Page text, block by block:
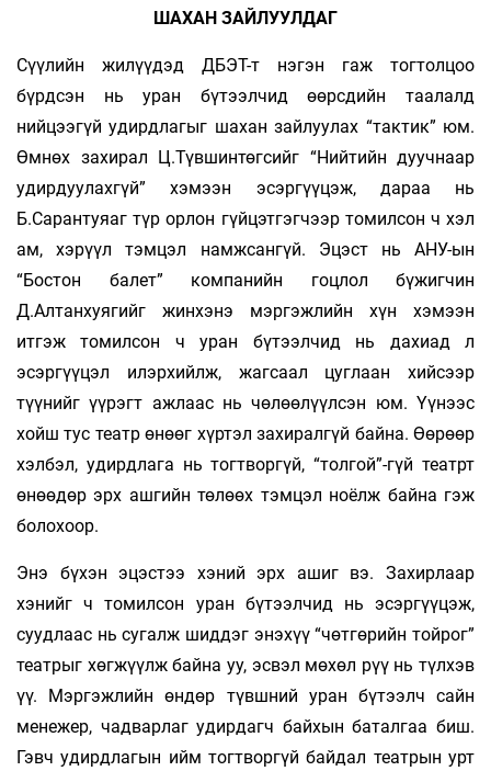
ШАХАН ЗАЙЛУУЛДАГ
Сүүлийн жилүүдэд ДБЭТ-т нэгэн гаж тогтолцоо
бүрдсэн нь уран бүтээлчид өөрсдийн таалалд
нийцээгүй удирдлагыг шахан зайлуулах “тактик” юм.
Өмнөх захирал Ц.Түвшинтөгсийг “Нийтийн дуучнаар
удирдуулахгүй” хэмээн эсэргүүцэж, дараа нь
Б.Сарантуяаг түр орлон гүйцэтгэгчээр томилсон ч хэл
ам, хэрүүл тэмцэл намжсангүй. Эцэст нь АНУ-ын
“Бостон балет” компанийн гоцлол бүжигчин
Д.Алтанхуягийг жинхэнэ мэргэжлийн хүн хэмээн
итгэж томилсон ч уран бүтээлчид нь дахиад л
эсэргүүцэл илэрхийлж, жагсаал цуглаан хийсээр
түүнийг үүрэгт ажлаас нь чөлөөлүүлсэн юм. Үүнээс
хойш тус театр өнөөг хүртэл захиралгүй байна. Өөрөөр
хэлбэл, удирдлага нь тогтворгүй, “толгой”-гүй театрт
өнөөдөр эрх ашгийн төлөөх тэмцэл ноёлж байна гэж
болохоор.
Энэ бүхэн эцэстээ хэний эрх ашиг вэ. Захирлаар
хэнийг ч томилсон уран бүтээлчид нь эсэргүүцэж,
суудлаас нь сугалж шиддэг энэхүү “чөтгөрийн тойрог”
театрыг хөгжүүлж байна уу, эсвэл мөхөл рүү нь түлхэв
үү. Мэргэжлийн өндөр түвшний уран бүтээлч сайн
менежер, чадварлаг удирдагч байхын баталгаа биш.
Гэвч удирдлагын ийм тогтворгүй байдал театрын урт